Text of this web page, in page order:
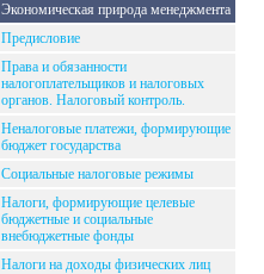
Экономическая природа менеджмента
Предисловие
Права и обязанности
налогоплательщиков и налоговых
органов. Налоговый контроль.
Неналоговые платежи, формирующие
бюджет государства
Социальные налоговые режимы
Налоги, формирующие целевые
бюджетные и социальные
внебюджетные фонды
Налоги на доходы физических лиц